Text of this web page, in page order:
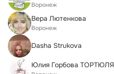
Воронеж
Вера Лютенкова
Воронеж
Dasha Strukova
Юлия Горбова ТОРТЮЛЯ